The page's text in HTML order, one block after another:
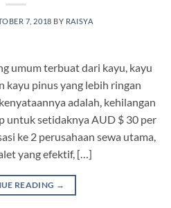
7, 2018 BY RAISYA
umum terbuat dari kayu, kayu
kayu pinus yang lebih ringan
adalah, kehilangan
untuk setidaknya AUD $ 30 per
ke 2 perusahaan sewa utama,
yang efektif, […]
READING →